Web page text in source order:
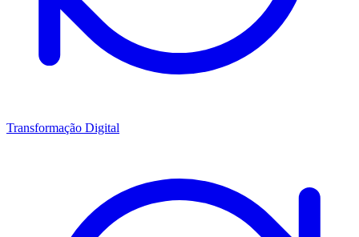
Transformação Digital